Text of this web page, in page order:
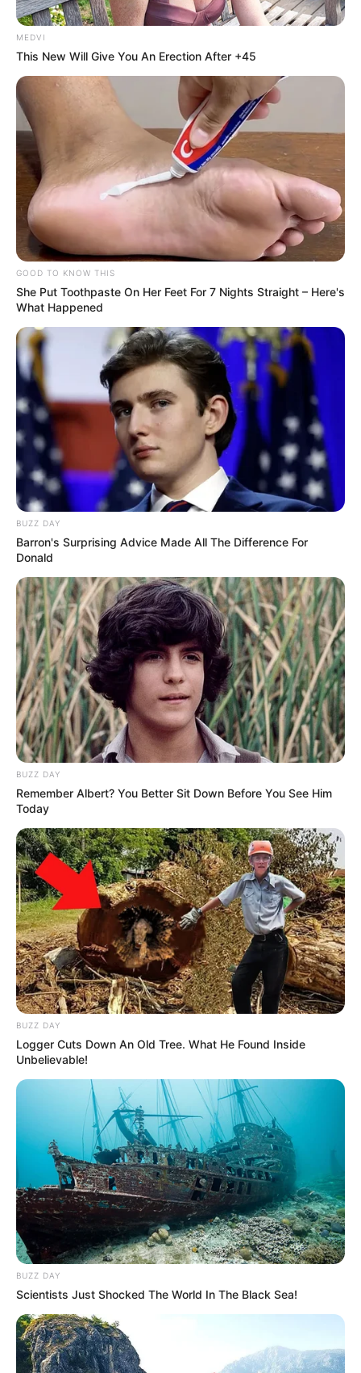
Why this ordinary drink is the secret to feeling
your best every day
CTA love
The Rarest And Most Valuable Card In The Whole
Brainberries
The Monster Snake That Makes Anacondas Look
Tiny!
Brainberries
Remember Them? These '90s Couples Defined
An Era—See The Complete List
Brainberries
These 9 Actresses Will Make You Rethink Good
And Evil!
Brainberries
CVS Hides This $1 Generic Viagra - Here's The
Aisle It's Really In.